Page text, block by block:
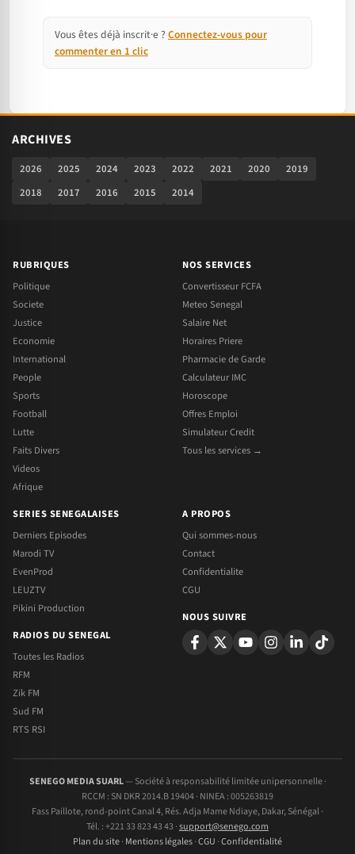
Vous êtes déjà inscrit·e ? Connectez-vous pour
commenter en 1 clic
ARCHIVES
2026 2025 2024 2023 2022 2021 2020
2019
2018
2017 2016 2015 2014
RUBRIQUES
Politique
Societe
Justice
Economie
International
People
Sports
Football
Lutte
Faits Divers
Videos
Afrique
NOS SERVICES
Convertisseur FCFA
Meteo Senegal
Salaire Net
Horaires Priere
Pharmacie de Garde
Calculateur IMC
Horoscope
Offres Emploi
Simulateur Credit
Tous les services →
SERIES SENEGALAISES
Derniers Episodes
Marodi TV
EvenProd
LEUZTV
Pikini Production
RADIOS DU SENEGAL
Toutes les Radios
RFM
Zik FM
Sud FM
RTS RSI
A PROPOS
Qui sommes-nous
Contact
Confidentialite
CGU
NOUS SUIVRE
SENEGO MEDIA SUARL— Société à responsabilité limitée unipersonnelle ·
RCCM : SN DKR 2014.B 19404 · NINEA : 005263819
Fass Paillote, rond-point Canal 4, Rés. Adja Mame Ndiaye, Dakar, Sénégal ·
Tél. : +221 33 823 43 43 ·support@senego.com
Plan du site· Mentions légales·CGU ·Confidentialité